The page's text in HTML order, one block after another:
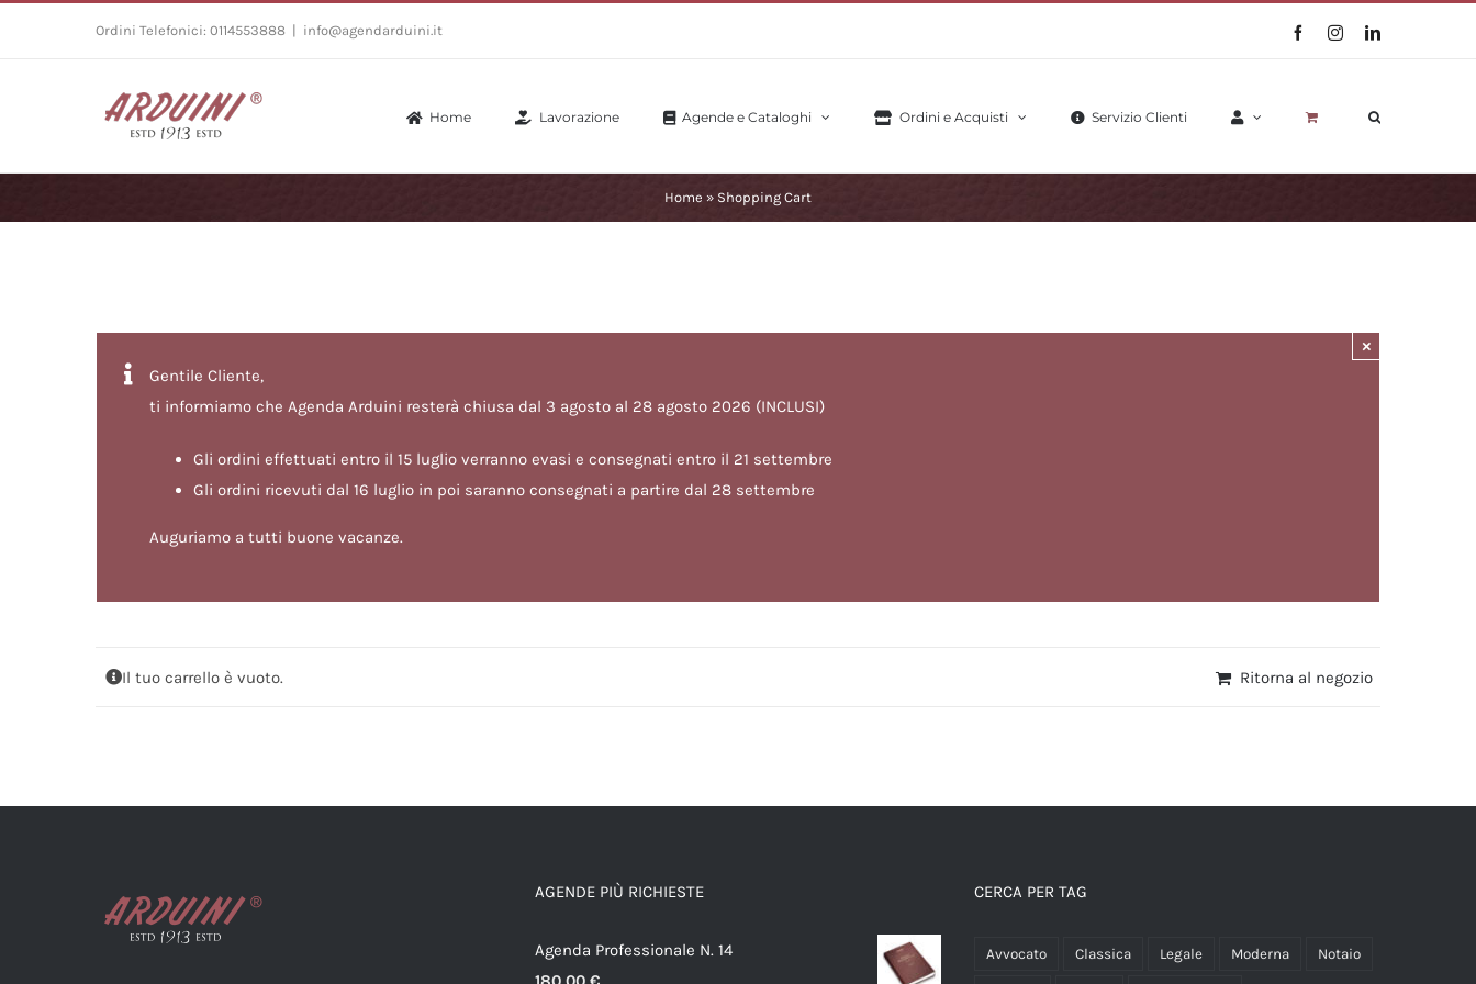
Ordini Telefonici: 0114553888 info@agendarduini.it FacebookInstagramLinkedIn
Home Lavorazione Agende e Cataloghi Ordini e Acquisti Servizio Clienti
Home » Shopping Cart
Gentile Cliente,
ti informiamo che Agenda Arduini resterà chiusa dal 3 agosto al 28 agosto 2026 (INCLUSI)
Gli ordini effettuati entro il 15 luglio verranno evasi e consegnati entro il 21 settembre
Gli ordini ricevuti dal 16 luglio in poi saranno consegnati a partire dal 28 settembre
Auguriamo a tutti buone vacanze.
×
Il tuo carrello è vuoto. Ritorna al negozio
AGENDE PIÙ RICHIESTE
Agenda Professionale N. 14
CERCA PER TAG
Avvocato Classica Legale Moderna Notaio